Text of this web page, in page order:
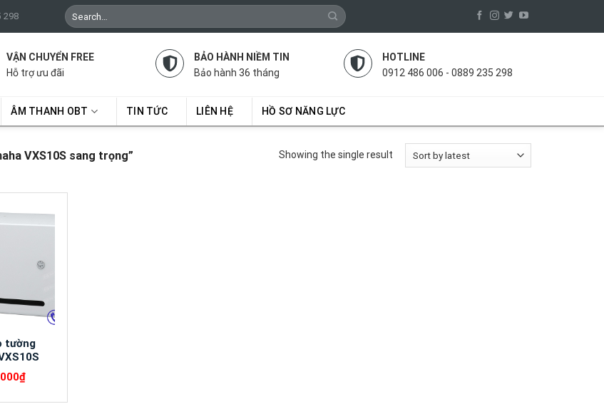
298
Search
for:
VẬN CHUYỂN FREE
Hỗ trợ ưu đãi
BẢO HÀNH NIỀM TIN
Bảo hành 36 tháng
HOTLINE
0912 486 006 - 0889 235 298
ÂM THANH OBT TIN TỨC LIÊN HỆ HỒ SƠ NĂNG LỰC
VXS10S sang trọng” Showing the single result
tường
₫